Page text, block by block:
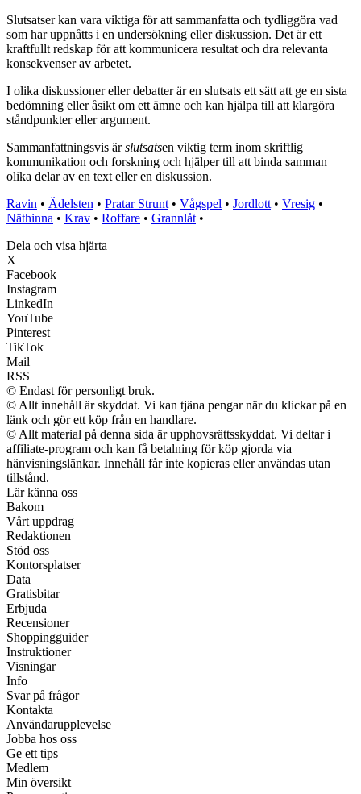
Slutsatser kan vara viktiga för att sammanfatta och tydliggöra vad
som har uppnåtts i en undersökning eller diskussion. Det är ett
kraftfullt redskap för att kommunicera resultat och dra relevanta
konsekvenser av arbetet.
I olika diskussioner eller debatter är en slutsats ett sätt att ge en sista
bedömning eller åsikt om ett ämne och kan hjälpa till att klargöra
ståndpunkter eller argument.
Sammanfattningsvis ärslutsatsen viktig term inom skriftlig
kommunikation och forskning och hjälper till att binda samman
olika delar av en text eller en diskussion.
Ravin • Ädelsten • Pratar Strunt • Vågspel • Jordlott • Vresig •
Näthinna • Krav • Roffare • Grannlåt •
Dela och visa hjärta
X
Facebook
Instagram
LinkedIn
YouTube
Pinterest
TikTok
Mail
RSS
© Endast för personligt bruk.
© Allt innehåll är skyddat. Vi kan tjäna pengar när du klickar på en
länk och gör ett köp från en handlare.
© Allt material på denna sida är upphovsrättsskyddat. Vi deltar i
affiliate-program och kan få betalning för köp gjorda via
hänvisningslänkar. Innehåll får inte kopieras eller användas utan
tillstånd.
Lär känna oss
Bakom
Vårt uppdrag
Redaktionen
Stöd oss
Kontorsplatser
Data
Gratisbitar
Erbjuda
Recensioner
Shoppingguider
Instruktioner
Visningar
Info
Svar på frågor
Kontakta
Användarupplevelse
Jobba hos oss
Ge ett tips
Medlem
Min översikt